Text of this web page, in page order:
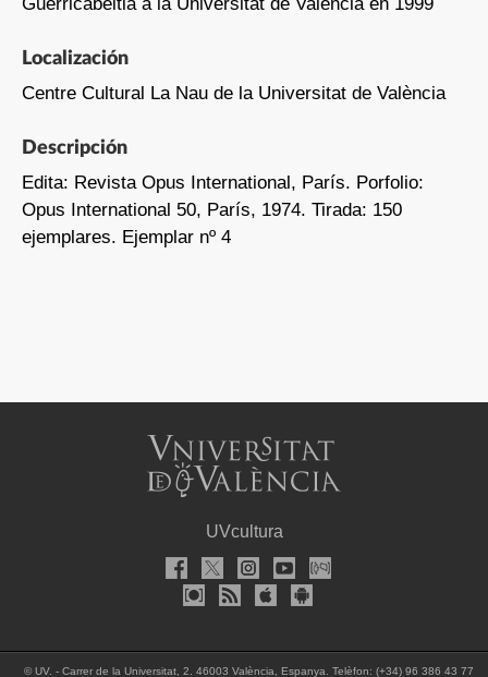
Localización
Centre Cultural La Nau de la Universitat de València
Descripción
Edita: Revista Opus International, París. Porfolio:
Opus International 50, París, 1974. Tirada: 150
ejemplares. Ejemplar nº 4
UVcultura
©UV. - Carrer de la Universitat, 2. 46003 València, Espanya. Telèfon: (+34) 96 386 43 77